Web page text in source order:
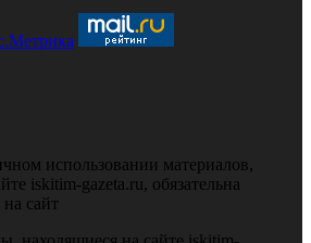
использовании материалов,
iskitim-gazeta.ru, обязательна
сайт